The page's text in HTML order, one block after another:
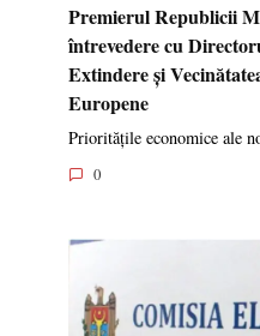
Premierul Republicii
întrevedere cu
Extindere și
Europene
Prioritățile economice ale
0